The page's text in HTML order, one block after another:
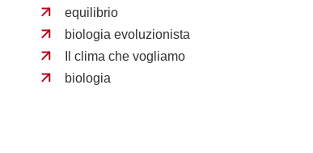
equilibrio
biologia evoluzionista
Il clima che vogliamo
biologia